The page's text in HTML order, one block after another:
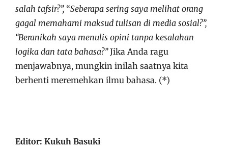
salah tafsir?”, “Seberapa sering saya melihat orang
gagal memahami maksud tulisan di media sosial?”,
“Beranikah saya menulis opini tanpa kesalahan
logika dan tata bahasa?”Jika Anda ragu
menjawabnya, mungkin inilah saatnya kita
berhenti meremehkan ilmu bahasa. (*)
Editor: Kukuh Basuki